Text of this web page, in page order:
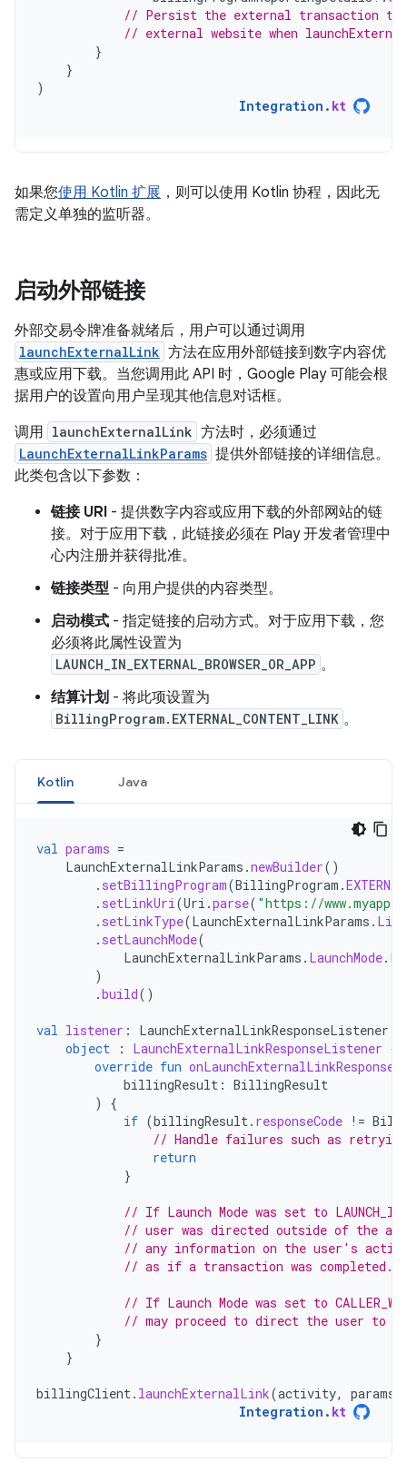
// Persist the external transaction
// external website when
}
}
)
Integration . kt
如果您使用 Kotlin 扩展 ，则可以使用 Kotlin 协程，因此无
需定义单独的监听器。
启动外部链接
外部交易令牌准备就绪后，用户可以通过调用
launchExternalLink 方法在应用外部链接到数字内容优
惠或应用下载。当您调用此 API 时，Google Play 可能会根
据用户的设置向用户呈现其他信息对话框。
调用 launchExternalLink 方法时，必须通过
LaunchExternalLinkParams 提供外部链接的详细信息。
此类包含以下参数：
链接 URI - 提供数字内容或应用下载的外部网站的链
接。对于应用下载，此链接必须在 Play 开发者管理中
心内注册并获得批准。
链接类型 - 向用户提供的内容类型。
启动模式 - 指定链接的启动方式。对于应用下载，您
必须将此属性设置为
LAUNCH_IN_EXTERNAL_BROWSER_OR_APP 。
结算计划 - 将此项设置为
BillingProgram.EXTERNAL_CONTENT_LINK 。
Kotlin Java
val params =
LaunchExternalLinkParams .newBuilder()
. setBillingProgram(BillingProgram .
. setLinkUri(Uri .parse( "https://
. setLinkType(LaunchExternalLinkParams .
. setLaunchMode(
LaunchExternalLinkParams . LaunchMode.
)
.build()
val listener : LaunchExternalLinkResponseListener
object
: LaunchExternalLinkResponseListener {
override fun onLaunchExternalLinkResponse
billingResult : BillingResult
)
{
if (billingResult. responseCode !=
// Handle failures such as
return
}
// If Launch Mode was set to
// user was directed outside of the
// any information on the user's
// as if a transaction was completed.
// If Launch Mode was set to
// may proceed to direct the user to
}
}
billingClient. launchExternalLink(activity, params
Integration . kt